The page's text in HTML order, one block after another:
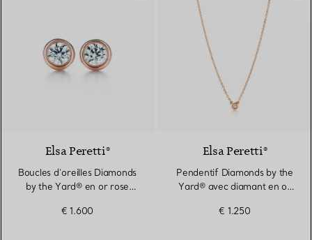
2 Matériaux
Elsa Peretti®
Boucles d’oreilles Diamonds
by the Yard® en or rose
€ 1.600
Elsa Peretti®
Pendentif Diamonds by the
Yard® avec diamant en or
€ 1.250